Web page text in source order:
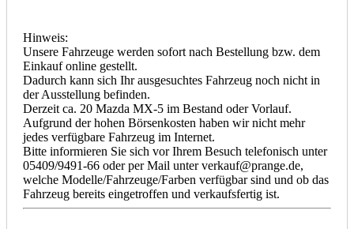
Hinweis:
Unsere Fahrzeuge werden sofort nach Bestellung bzw. dem
Einkauf online gestellt.
Dadurch kann sich Ihr ausgesuchtes Fahrzeug noch nicht in
der Ausstellung befinden.
Derzeit ca. 20 Mazda MX-5 im Bestand oder Vorlauf.
Aufgrund der hohen Börsenkosten haben wir nicht mehr
jedes verfügbare Fahrzeug im Internet.
Bitte informieren Sie sich vor Ihrem Besuch telefonisch unter
05409/9491-66 oder per Mail unter verkauf@prange.de,
welche Modelle/Fahrzeuge/Farben verfügbar sind und ob das
Fahrzeug bereits eingetroffen und verkaufsfertig ist.